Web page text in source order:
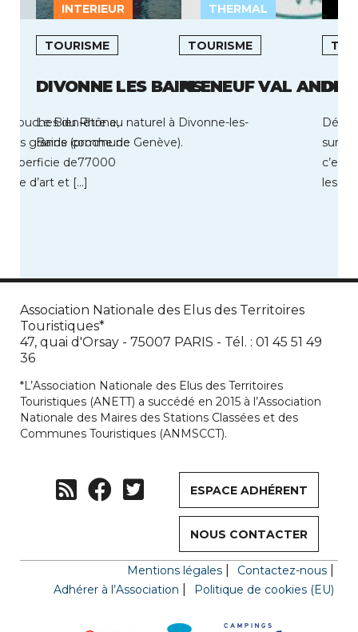
INTERIEUR
Bouches du Rhône,
grande commune
superficie de77000
d’art et […]
THERMAL
TOURISME
DIVONNE LES BAINS
Le Bien-être au naturel à Divonne-les-
Bains (proche de Genève).
TOURISME
PLENEUF VAL ANDRE
sur
c’est
les
Association Nationale des Elus des Territoires
Touristiques*
47, quai d'Orsay - 75007 PARIS - Tél. : 01 45 51 49
36
*L’Association Nationale des Elus des Territoires
Touristiques (ANETT) a succédé en 2015 à l’Association
Nationale des Maires des Stations Classées et des
Communes Touristiques (ANMSCCT).
ESPACE ADHÉRENT
NOUS CONTACTER
Mentions légales
Contactez-nous
Adhérer à l’Association
Politique de cookies (EU)